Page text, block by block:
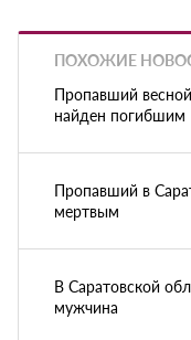
ПОХОЖИЕ
Пропавший
найден погибшим
Пропавший в
мертвым
В Саратовской
мужчина